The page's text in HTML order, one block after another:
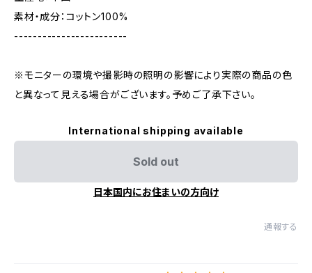
素材・成分：コットン100%
------------------------
※モニターの環境や撮影時の照明の影響により実際の商品の色
と異なって見える場合がございます。予めご了承下さい。
International shipping available
Sold out
日本国内にお住まいの方向け
通報する